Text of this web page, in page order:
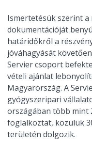
Ismertetésük szerint
dokumentációját
határidőkről a
jóváhagyását
Servier csoport
vételi ajánlat
Magyarország. A
gyógyszeripari
országában több mint
foglalkoztat, közülük
területén dolgozik.